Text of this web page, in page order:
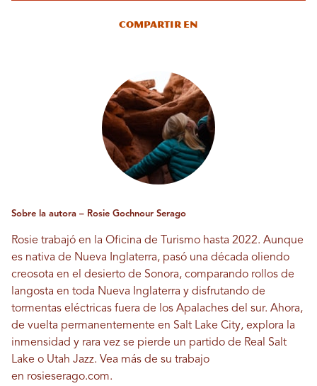
Compartir en
Sobre la autora – Rosie Gochnour Serago
Rosie trabajó en la Oficina de Turismo hasta 2022. Aunque
es nativa de Nueva Inglaterra, pasó una década oliendo
creosota en el desierto de Sonora, comparando rollos de
langosta en toda Nueva Inglaterra y disfrutando de
tormentas eléctricas fuera de los Apalaches del sur. Ahora,
de vuelta permanentemente en Salt Lake City, explora la
inmensidad y rara vez se pierde un partido de Real Salt
Lake o Utah Jazz. Vea más de su trabajo
en rosieserago.com.